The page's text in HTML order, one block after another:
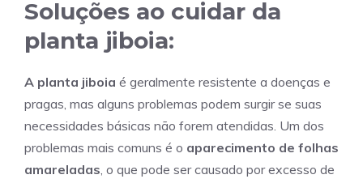
Soluções ao cuidar da
planta jiboia:
A planta jiboia é geralmente resistente a doenças e
pragas, mas alguns problemas podem surgir se suas
necessidades básicas não forem atendidas. Um dos
problemas mais comuns é o aparecimento de folhas
amareladas, o que pode ser causado por excesso de